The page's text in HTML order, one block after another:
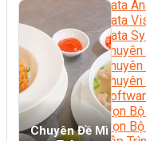
Data
Data
Data
Trọn
Trọn
Chuyên Đề Mì